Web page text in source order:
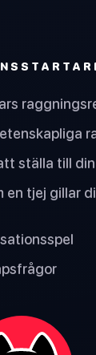
ställa till
en tjej gillar